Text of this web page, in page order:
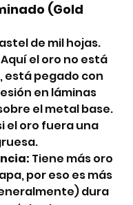
(Gold
de mil hojas.
Aquí el oro no está
está pegado con
en láminas
el metal base.
el oro fuera una
Tiene más oro
por eso es más
dura